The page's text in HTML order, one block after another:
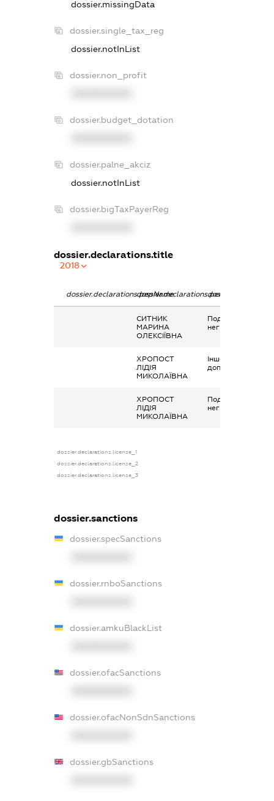
dossier.missingData
dossier.single_tax_reg
dossier.notInList
dossier.non_profit
dossier.budget_dotation
dossier.palne_akciz
dossier.notInList
dossier.bigTaxPayerReg
dossier.declarations.title
2018
dossier.declarations.pepNamedossier.declarations.personName
СИТНИК
МАРИНА
ОЛЕКСІЇВНА
Подарунок у
негрошовій формі
ХРОПОСТ
ЛІДІЯ
МИКОЛАЇВНА
Інше, матеріальна
допомога
ХРОПОСТ
ЛІДІЯ
МИКОЛАЇВНА
Подарунок у
негрошовій формі
dossier.declarations.license_1
dossier.declarations.license_2
dossier.declarations.license_3
dossier.sanctions
dossier.specSanctions
dossier.rnboSanctions
dossier.amkuBlackList
dossier.ofacSanctions
dossier.ofacNonSdnSanctions
dossier.gbSanctions